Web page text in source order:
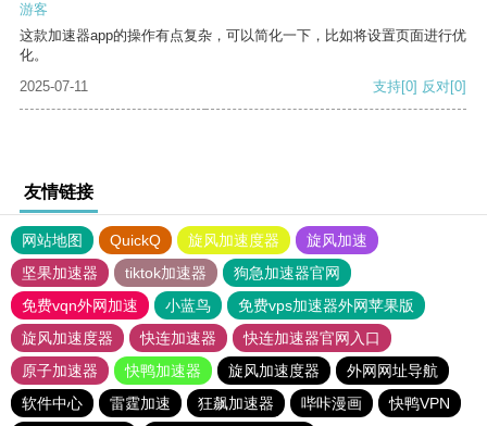
游客
这款加速器app的操作有点复杂，可以简化一下，比如将设置页面进行优
化。
2025-07-11
支持[0] 反对[0]
友情链接
网站地图 QuickQ 旋风加速度器
旋风加速
坚果加速器
tiktok加速器
狗急加速器官网
免费vqn外网加速
小蓝鸟
免费vps加速器外网苹果版
旋风加速度器
快连加速器
快连加速器官网入口
原子加速器
快鸭加速器 旋风加速度器
外网网址导航
软件中心
雷霆加速 狂飙加速器 哔咔漫画
快鸭VPN